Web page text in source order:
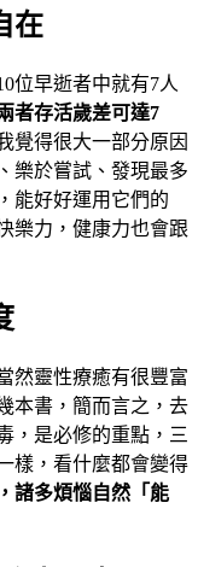
在
位早逝者中就有7人
者存活歲差可達7
覺得很大一部分原因
樂於嘗試、發現最多
能好好運用它們的
樂力，健康力也會跟
然靈性療癒有很豐富
本書，簡而言之，去
，是必修的重點，三
樣，看什麼都會變得
諸多煩惱自然「能